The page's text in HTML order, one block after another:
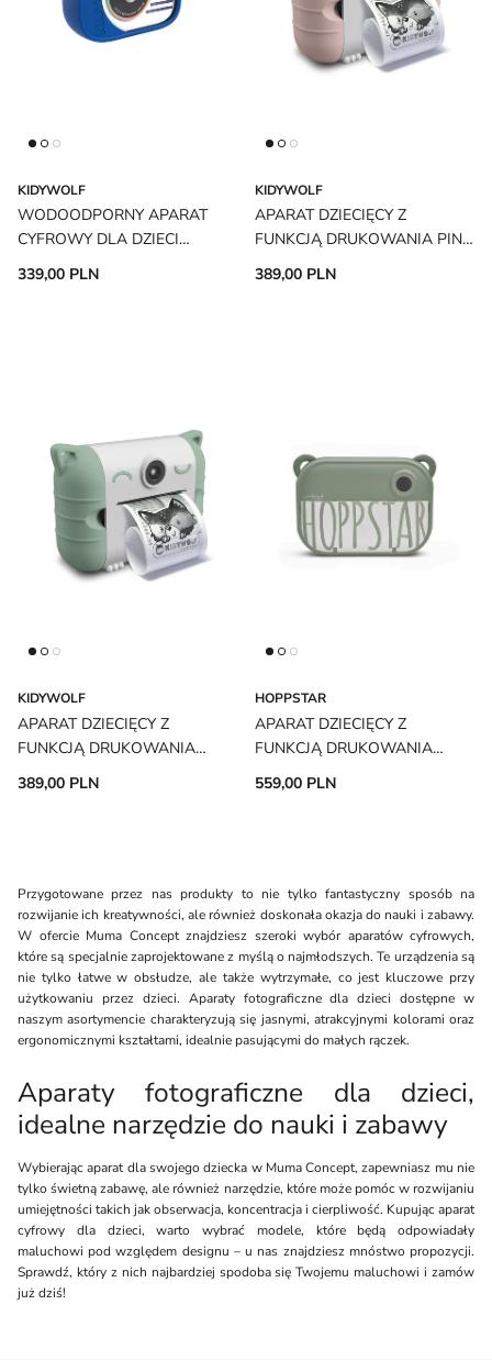
KIDYWOLF
WODOODPORNY APARAT
CYFROWY DLA DZIECI
KIDYCAM BLUE KIDYWOLF
339,00 PLN
KIDYWOLF
APARAT DZIECIĘCY Z
FUNKCJĄ DRUKOWANIA PINK
KIDYPRINT KIDYWOLF
389,00 PLN
KIDYWOLF
APARAT DZIECIĘCY Z
FUNKCJĄ DRUKOWANIA
389,00 PLN
HOPPSTAR
APARAT DZIECIĘCY Z
FUNKCJĄ DRUKOWANIA
559,00 PLN
Przygotowane przez nas produkty to nie tylko fantastyczny sposób na
rozwijanie ich kreatywności, ale również doskonała okazja do nauki i zabawy.
W ofercie Muma Concept znajdziesz szeroki wybór aparatów cyfrowych,
które są specjalnie zaprojektowane z myślą o najmłodszych. Te urządzenia są
nie tylko łatwe w obsłudze, ale także wytrzymałe, co jest kluczowe przy
użytkowaniu przez dzieci. Aparaty fotograficzne dla dzieci dostępne w
naszym asortymencie charakteryzują się jasnymi, atrakcyjnymi kolorami oraz
ergonomicznymi kształtami, idealnie pasującymi do małych rączek.
Aparaty fotograficzne dla dzieci,
idealne narzędzie do nauki i zabawy
Wybierając aparat dla swojego dziecka w Muma Concept, zapewniasz mu nie
tylko świetną zabawę, ale również narzędzie, które może pomóc w rozwijaniu
umiejętności takich jak obserwacja, koncentracja i cierpliwość. Kupując aparat
cyfrowy dla dzieci, warto wybrać modele, które będą odpowiadały
maluchowi pod względem designu – u nas znajdziesz mnóstwo propozycji.
Sprawdź, który z nich najbardziej spodoba się Twojemu maluchowi i zamów
już dziś!